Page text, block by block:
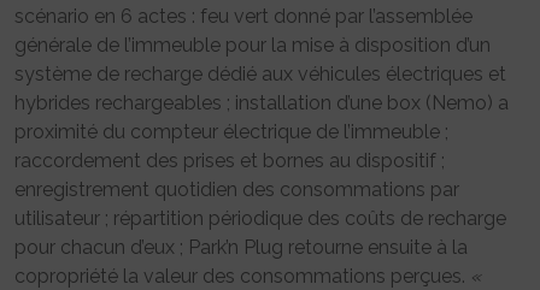
scénario en 6 actes : feu vert donné par l’assemblée
générale de l’immeuble pour la mise à disposition d’un
système de recharge dédié aux véhicules électriques et
hybrides rechargeables ; installation d’une box (Nemo) a
proximité du compteur électrique de l’immeuble ;
raccordement des prises et bornes au dispositif ;
enregistrement quotidien des consommations par
utilisateur ; répartition périodique des coûts de recharge
pour chacun d’eux ; Park’n Plug retourne ensuite à la
copropriété la valeur des consommations perçues. «